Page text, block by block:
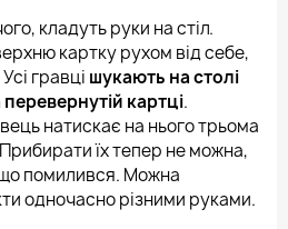
кладуть руки на стіл.
картку рухом від себе,
гравці шукають на столі
картці.
натискає на нього трьома
їх тепер не можна,
що помилився. Можна
одночасно різними руками.